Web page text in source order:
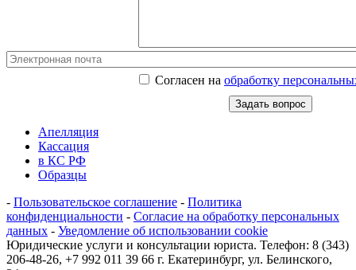
Согласен на обработку
Апелляция
Кассация
в КС РФ
Образцы
- Пользовательское соглашение - Политика
конфиденциальности - Согласие на обработку персональных
данных - Уведомление об использовании cookie
Юридические услуги и консультации юриста. Телефон: 8 (343)
206-48-26, +7 992 011 39 66 г. Екатеринбург, ул. Белинского,